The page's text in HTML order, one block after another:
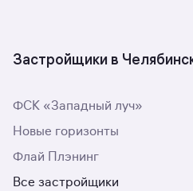
Застройщики в
ФСК «Западный луч»
Новые горизонты
Флай Плэнинг
Все застройщики